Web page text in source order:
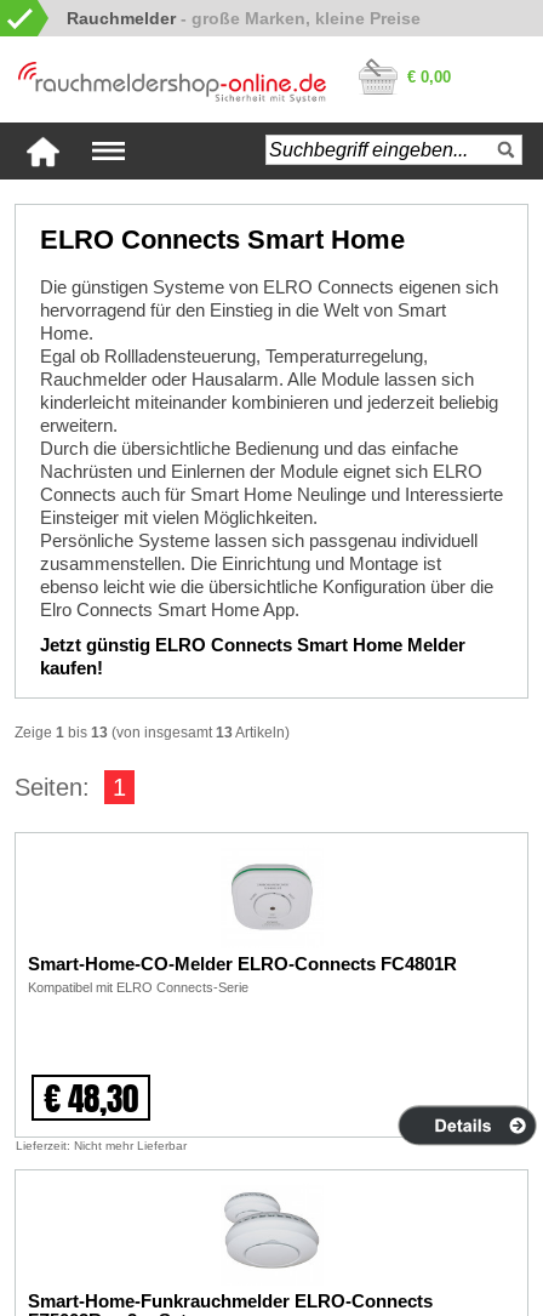
Rauchmelder
€ 0,00
ELRO Connects Smart Home
Die günstigen Systeme von ELRO Connects eigenen sich
hervorragend für den Einstieg in die Welt von Smart
Home.
Egal ob Rollladensteuerung, Temperaturregelung,
Rauchmelder oder Hausalarm. Alle Module lassen sich
kinderleicht miteinander kombinieren und jederzeit beliebig
erweitern.
Durch die übersichtliche Bedienung und das einfache
Nachrüsten und Einlernen der Module eignet sich ELRO
Connects auch für Smart Home Neulinge und Interessierte
Einsteiger mit vielen Möglichkeiten.
Persönliche Systeme lassen sich passgenau individuell
zusammenstellen. Die Einrichtung und Montage ist
ebenso leicht wie die übersichtliche Konfiguration über die
Elro Connects Smart Home App.
Jetzt günstig ELRO Connects Smart Home Melder
kaufen!
Zeige 1 bis 13 (von insgesamt13Artikeln)
Seiten: 1
Smart-Home-CO-Melder ELRO-Connects FC4801R
Kompatibel mit ELRO Connects-Serie
€ 48,30
Lieferzeit: Nicht mehr Lieferbar
Smart-Home-Funkrauchmelder ELRO-Connects